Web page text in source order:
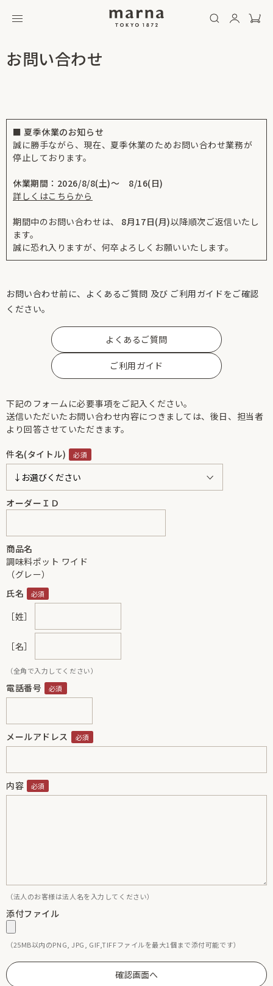
お問い合わせ
■ 夏季休業のお知らせ
誠に勝手ながら、現在、夏季休業のためお問い合わせ業務が
停止しております。
休業期間：2026/8/8(土)～ 8/16(日)
詳しくはこちらから
期間中のお問い合わせは、 8月17日(月)以降順次ご返信いたし
ます。
誠に恐れ入りますが、何卒よろしくお願いいたします。
お問い合わせ前に、よくあるご質問 及び ご利用ガイドをご確認
ください。
よくあるご質問
ご利用ガイド
下記のフォームに必要事項をご記入ください。
送信いただいたお問い合わせ内容につきましては、後日、担当者
より回答させていただきます。
件名(タイトル)
オーダーＩＤ
商品名
調味料ポット ワイド
（グレー）
氏名
［姓］
［名］
（全角で入力してください）
電話番号
メールアドレス
内容
（法人のお客様は法人名を入力してください）
添付ファイル
（25MB以内のPNG, JPG, GIF,TIFFファイルを最大1個まで添付可能です）